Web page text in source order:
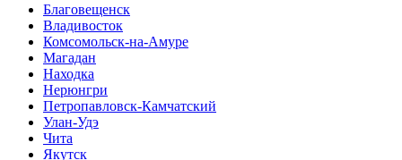
Благовещенск
Владивосток
Комсомольск-на-Амуре
Магадан
Находка
Нерюнгри
Петропавловск-Камчатский
Улан-Удэ
Чита
Якутск